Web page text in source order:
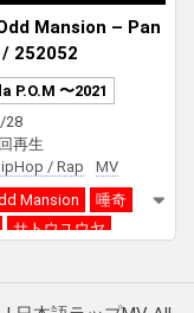
Mansion – Pan
252052
P.O.M 〜2021
28
再生
/ Rap
MV
Mansion
唾奇
サトウユウヤ
Chosen onE